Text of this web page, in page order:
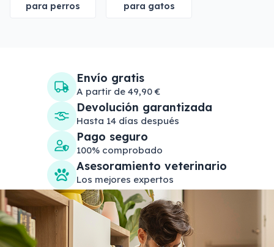
para perros
para gatos
Envío gratis
A partir de 49,90 €
Devolución garantizada
Hasta 14 días después
Pago seguro
100% comprobado
Asesoramiento veterinario
Los mejores expertos